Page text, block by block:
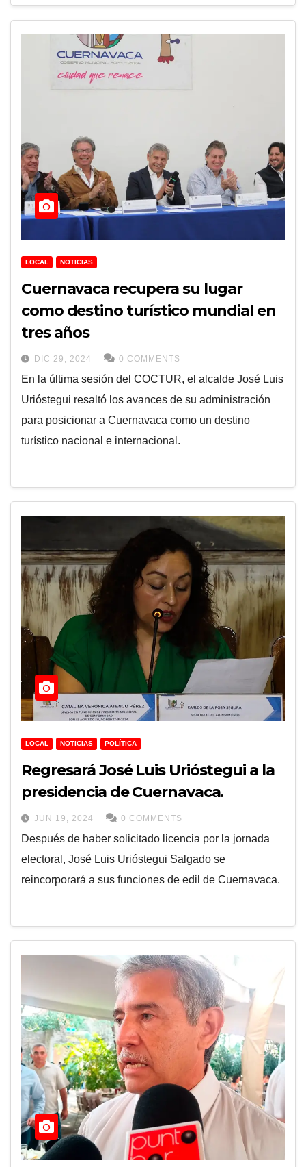
LOCAL NOTICIAS
Cuernavaca recupera su lugar
como destino turístico mundial en
tres años
DIC 29, 2024 0 COMMENTS
En la última sesión del COCTUR, el alcalde José Luis
Urióstegui resaltó los avances de su administración
para posicionar a Cuernavaca como un destino
turístico nacional e internacional.
LOCAL NOTICIAS POLÍTICA
Regresará José Luis Urióstegui a la
presidencia de Cuernavaca.
JUN 19, 2024 0 COMMENTS
Después de haber solicitado licencia por la jornada
electoral, José Luis Urióstegui Salgado se
reincorporará a sus funciones de edil de Cuernavaca.